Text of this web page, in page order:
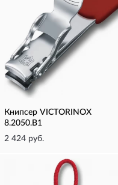
Книпсер VICTORINOX
8.2050.B1
2 424 руб.